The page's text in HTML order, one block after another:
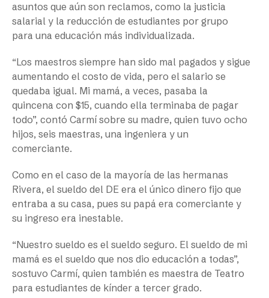
asuntos que aún son reclamos, como la justicia
salarial y la reducción de estudiantes por grupo
para una educación más individualizada.
“Los maestros siempre han sido mal pagados y sigue
aumentando el costo de vida, pero el salario se
quedaba igual. Mi mamá, a veces, pasaba la
quincena con $15, cuando ella terminaba de pagar
todo”, contó Carmí sobre su madre, quien tuvo ocho
hijos, seis maestras, una ingeniera y un
comerciante.
Como en el caso de la mayoría de las hermanas
Rivera, el sueldo del DE era el único dinero fijo que
entraba a su casa, pues su papá era comerciante y
su ingreso era inestable.
“Nuestro sueldo es el sueldo seguro. El sueldo de mi
mamá es el sueldo que nos dio educación a todas”,
sostuvo Carmí, quien también es maestra de Teatro
para estudiantes de kínder a tercer grado.